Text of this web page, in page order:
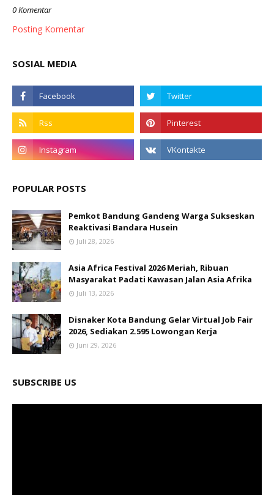
0 Komentar
Posting Komentar
SOSIAL MEDIA
POPULAR POSTS
Pemkot Bandung Gandeng Warga Sukseskan
Reaktivasi Bandara Husein
Juli 28, 2026
Asia Africa Festival 2026 Meriah, Ribuan
Masyarakat Padati Kawasan Jalan Asia Afrika
Juli 13, 2026
Disnaker Kota Bandung Gelar Virtual Job Fair
2026, Sediakan 2.595 Lowongan Kerja
Juni 29, 2026
SUBSCRIBE US